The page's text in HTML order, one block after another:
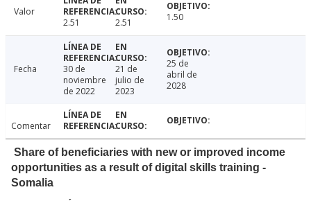
Valor
2.51
2.51 1.50
Fecha
30 de
noviembre
de 2022
21 de
julio de
2023
25 de
abril de
2028
Comentar
Share of beneficiaries with new or improved income
opportunities as a result of digital skills training -
Somalia